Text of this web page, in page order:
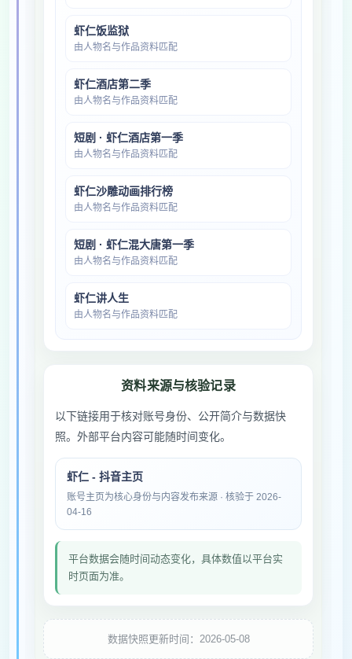
虾仁饭监狱
由人物名与作品资料匹配
虾仁酒店第二季
由人物名与作品资料匹配
短剧 · 虾仁酒店第一季
由人物名与作品资料匹配
虾仁沙雕动画排行榜
由人物名与作品资料匹配
短剧 · 虾仁混大唐第一季
由人物名与作品资料匹配
虾仁讲人生
由人物名与作品资料匹配
资料来源与核验记录
以下链接用于核对账号身份、公开简介与数据快
照。外部平台内容可能随时间变化。
虾仁 - 抖音主页
账号主页为核心身份与内容发布来源 · 核验于 2026-
04-16
平台数据会随时间动态变化，具体数值以平台实
时页面为准。
数据快照更新时间：2026-05-08